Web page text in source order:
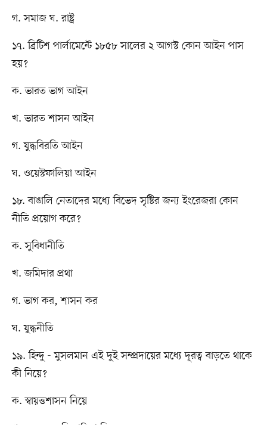
গ. সমাজ ঘ. রাষ্ট্র
১৭. ব্রিটিশ পার্লামেন্টে ১৮৫৮ সালের ২ আগস্ট কোন আইন পাস
হয়?
ক. ভারত ভাগ আইন
খ. ভারত শাসন আইন
গ. যুদ্ধবিরতি আইন
ঘ. ওয়েস্টফালিয়া আইন
১৮. বাঙালি নেতাদের মধ্যে বিভেদ সৃষ্টির জন্য ইংরেজরা কোন
নীতি প্রয়োগ করে?
ক. সুবিধানীতি
খ. জমিদার প্রথা
গ. ভাগ কর, শাসন কর
ঘ. যুদ্ধনীতি
১৯. হিন্দু - মুসলমান এই দুই সম্প্রদায়ের মধ্যে দূরত্ব বাড়তে থাকে
কী নিয়ে?
ক. স্বায়ত্তশাসন নিয়ে